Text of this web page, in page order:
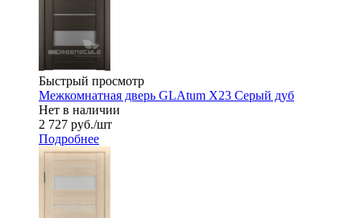
Быстрый просмотр
Межкомнатная дверь GLAtum X23 Серый дуб
Нет в наличии
2 727 руб./шт
Подробнее